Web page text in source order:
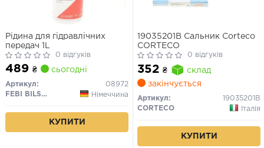
Рідина для гідравлічних
передач 1L
0 відгуків
489 ₴ сьогодні
Артикул:
08972
FEBI BILSTEIN
Німеччина
КУПИТИ
19035201B Сальник Corteco
CORTECO
0 відгуків
352 ₴
склад
закінчується
Артикул:
19035201B
CORTECO
Італія
КУПИТИ